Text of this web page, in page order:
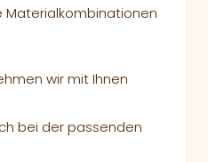
wir mit Ihnen
bei der passenden